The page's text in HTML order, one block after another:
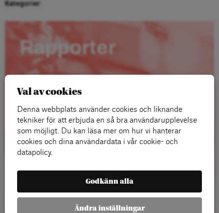
Kategorier:
Rapporter
Val av cookies
Denna webbplats använder cookies och liknande
tekniker för att erbjuda en så bra användarupplevelse
som möjligt. Du kan läsa mer om hur vi hanterar
cookies och dina användardata i vår cookie- och
datapolicy.
Godkänn alla
Ändra inställningar